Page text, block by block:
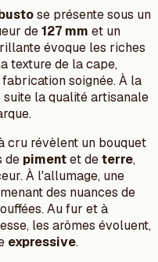
se présente sous un
de127 mm et un
évoque les riches
texture de la cape,
soignée. À la
suite la qualité artisanale
cru révèlent un bouquet
de pimentet deterre,
À l'allumage, une
des nuances de
Au fur et à
les arômes évoluent,
expressive.